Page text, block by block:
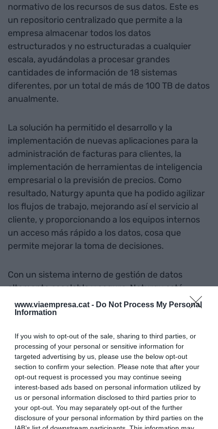
www.viaempresa.cat - Do Not Process My Personal
Information
If you wish to opt-out of the sale, sharing to third parties, or
processing of your personal or sensitive information for
targeted advertising by us, please use the below opt-out
section to confirm your selection. Please note that after your
opt-out request is processed you may continue seeing
interest-based ads based on personal information utilized by
us or personal information disclosed to third parties prior to
your opt-out. You may separately opt-out of the further
disclosure of your personal information by third parties on the
normativo de los recursos de sus datos. Este es
un repositorio centralizado que permite a la
empresa almacenar todos los datos
estructurados y no estructuradas a cualquier
escala, ayudándolas a procesar grandes
cantidades de información de 18 sistemas
diferentes, por un total de más de 100 TB de datos
anualmente.
La solución ha permitido el desarrollo y la
implementación de nuevas aplicaciones para la
administración de facturas para clientes, la
implementación de herramientas de inteligencia
empresarial o la previsión de precios. Como
resultado, Naturgy apunta que ha podido agilizar
los flujos de trabajo, mejorando así el servicio al
cliente, y proporcionando a los equipos internos
un acceso más rápido a los datos, cosa que
permite mejorar la toma de decisiones.
Con un sistema interno de gestión de datos
altamente escalable y seguro, Naturgy está
implementando analíticas avanzadas y modelos
de aprendizaje automático utilizando
consumo de energía, la clasificación y la
detección de patrones. Estos modelos ayudan
Naturgy a predecir el comportamiento de los
clientes, optimizar la producción y distribución de
energía e identificar posibles ineficiencias
operativas.